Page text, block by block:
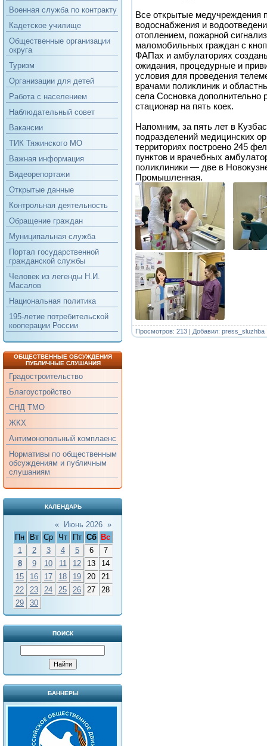
Военная служба по контракту
Кадетское училище
Общественные организации
округа
Туризм
Организации для детей
Работа с населением
Наблюдательный совет
Вакансии
ТИК Тяжинского МО
Важная информация
Видеорепортажи
Открытые данные
Контрольная деятельность
Обращение граждан
Муниципальная служба
Портал государственной
гражданской службы
Человек из легенды Н.И.
Масалов
Национальная политика
195-летие потребительской
кооперации России
ОБЩЕСТВЕННЫЕ ОБСУЖДЕНИЯ
ПУБЛИЧНЫЕ СЛУШАНИЯ
Градостроительство
Благоустройство
СНД ТМО
ЖКХ
Антимонопольный комплаенс
Нормативы по общественным
обсуждениям и публичным
слушаниям
КАЛЕНДАРЬ
« Июнь 2026 »
Пн
Вт Ср Чт Пт Сб
Вс
1
2 3 4 5 6
7
8
9 10 11 12 13
14
15
16 17 18 19 20
21
22
23 24 25 26 27
28
29
30
ПОИСК
БАННЕРЫ
Все открытые медучреждения
водоснабжения и
отоплением, пожарной
маломобильных граждан с
ФАПах и амбулаториях
ожидания, процедурные и
условия для проведения
врачами поликлиник и
села Сосновка дополнительно
стационар на пять коек.
Напомним, за пять лет в
подразделений медицинских
территориях построено 245
пунктов и врачебных
поликлиники — две в
Промышленная.
Просмотров: 213 | Добавил: press_sluzhba